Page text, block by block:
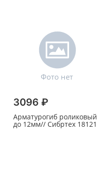
3096 ₽
Арматурогиб роликовый
до 12мм// Сибртех 18121